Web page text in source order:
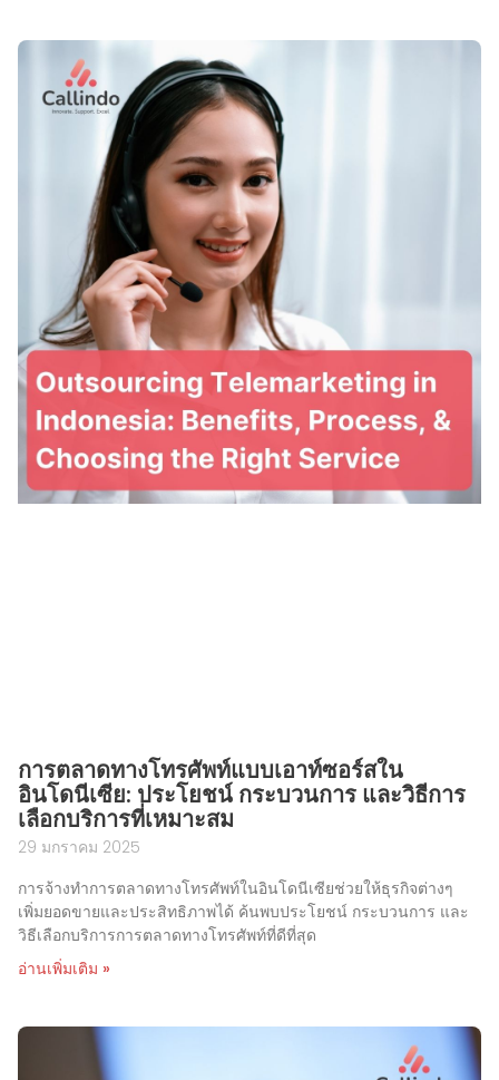
การตลาดทางโทรศัพท์แบบเอาท์ซอร์สใน
อินโดนีเซีย: ประโยชน์ กระบวนการ และวิธีการ
เลือกบริการที่เหมาะสม
29 มกราคม 2025
การจ้างทำการตลาดทางโทรศัพท์ในอินโดนีเซียช่วยให้ธุรกิจต่างๆ
เพิ่มยอดขายและประสิทธิภาพได้ ค้นพบประโยชน์ กระบวนการ และ
วิธีเลือกบริการการตลาดทางโทรศัพท์ที่ดีที่สุด
อ่านเพิ่มเติม »